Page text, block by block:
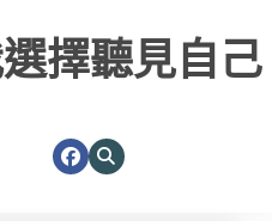
擇聽見自己